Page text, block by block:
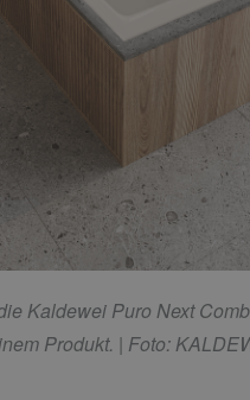
Kaldewei Puro Next
Produkt. | Foto: